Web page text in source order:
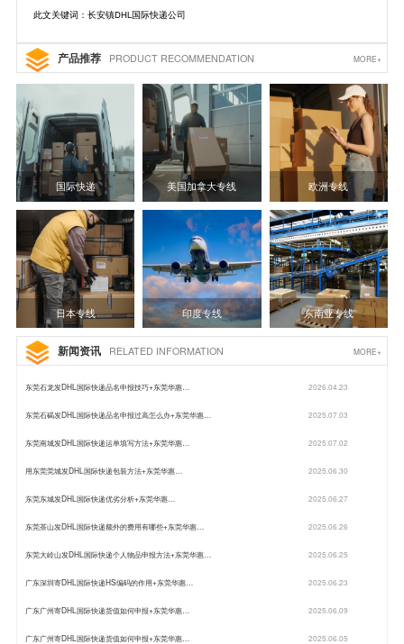
此文关键词：长安镇DHL国际快递公司
产品推荐 PRODUCT RECOMMENDATION MORE+
国际快递 美国加拿大专线 欧洲专线
日本专线 印度专线 东南亚专线
新闻资讯 RELATED INFORMATION MORE+
东莞石龙发DHL国际快递品名申报技巧+东莞华惠… 2026.04.23
东莞石碣发DHL国际快递品名申报过高怎么办+东莞华惠… 2025.07.03
东莞南城发DHL国际快递运单填写方法+东莞华惠… 2025.07.02
用东莞莞城发DHL国际快递包装方法+东莞华惠… 2025.06.30
东莞东城发DHL国际快递优劣分析+东莞华惠… 2025.06.27
东莞茶山发DHL国际快递额外的费用有哪些+东莞华惠… 2025.06.26
东莞大岭山发DHL国际快递个人物品申报方法+东莞华惠… 2025.06.25
广东深圳寄DHL国际快递HS编码的作用+东莞华惠… 2025.06.23
广东广州寄DHL国际快递货值如何申报+东莞华惠… 2025.06.09
广东广州寄DHL国际快递货值如何申报+东莞华惠… 2025.06.05